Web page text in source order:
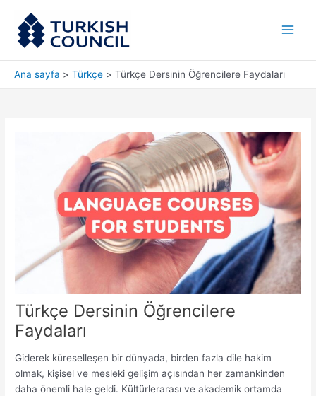
Ana sayfa Türkçe Türkçe Dersinin Öğrencilere Faydaları
Türkçe Dersinin Öğrencilere
Faydaları
Giderek küreselleşen bir dünyada, birden fazla dile hakim
olmak, kişisel ve mesleki gelişim açısından her zamankinden
daha önemli hale geldi. Kültürlerarası ve akademik ortamda